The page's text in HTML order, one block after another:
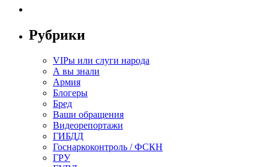
Рубрики
VIPы или слуги народа
А вы знали
Армия
Блогеры
Бред
Ваши обращения
Видеорепортажи
ГИБДД
Госнаркоконтроль / ФСКН
ГРУ